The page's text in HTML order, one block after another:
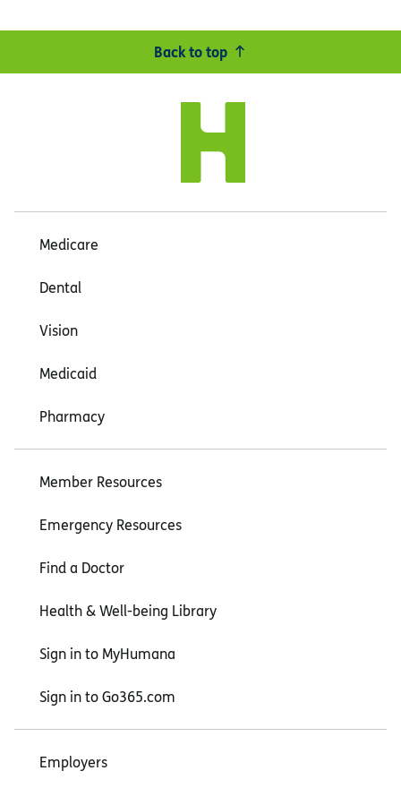
Back to top
Medicare
Dental
Vision
Medicaid
Pharmacy
Member Resources
Emergency Resources
Find a Doctor
Health & Well-being Library
Sign in to MyHumana
Sign in to Go365.com
Employers